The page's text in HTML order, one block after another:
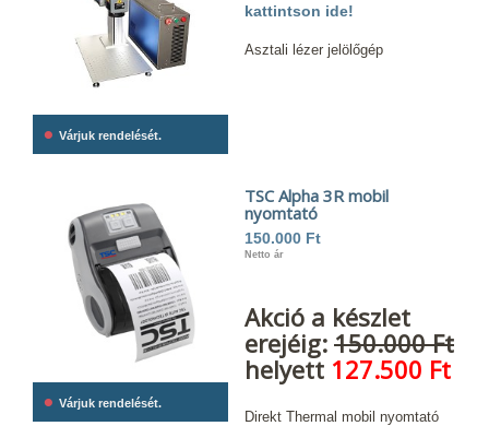
• Várjuk rendelését.
kattintson ide!
Asztali lézer jelölőgép
• Várjuk rendelését.
TSC Alpha 3R mobil
nyomtató
150.000 Ft
Netto ár
Akció a készlet
erejéig: 150.000 Ft
helyett 127.500 Ft
Direkt Thermal mobil nyomtató